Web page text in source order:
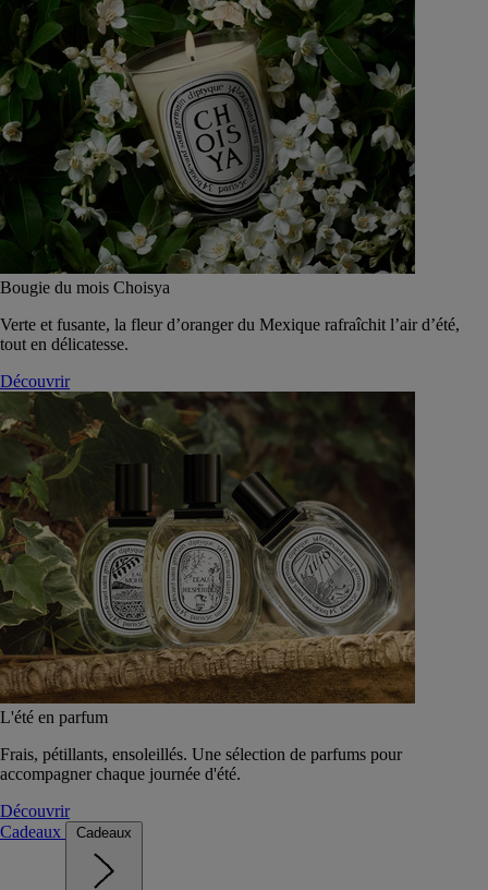
Bougie du mois Choisya
Verte et fusante, la fleur d’oranger du Mexique rafraîchit l’air d’été,
tout en délicatesse.
Découvrir
L'été en parfum
Frais, pétillants, ensoleillés. Une sélection de parfums pour
accompagner chaque journée d'été.
Découvrir
Cadeaux
Cadeaux